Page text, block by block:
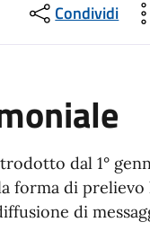
Condividi
dal 1°
forma di
di